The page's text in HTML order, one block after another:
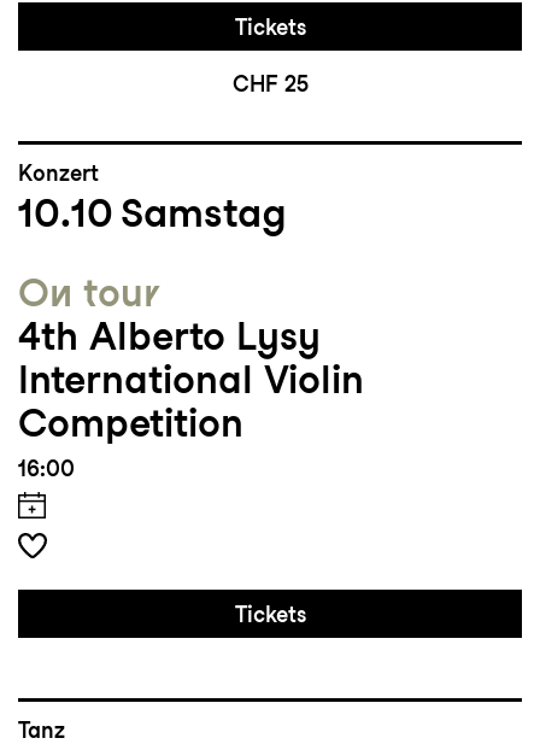
Tickets
CHF 25
Konzert
10.10 Samstag
On tour
4th Alberto Lysy
International Violin
Competition
16:00
Tickets
Tanz